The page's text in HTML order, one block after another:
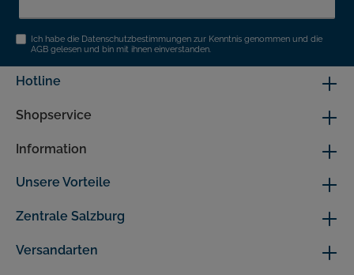
Ich habe die Datenschutzbestimmungen zur Kenntnis genommen und die
AGB gelesen und bin mit ihnen einverstanden.
Hotline
Shopservice
Information
Unsere Vorteile
Versandarten
Zentrale Salzburg